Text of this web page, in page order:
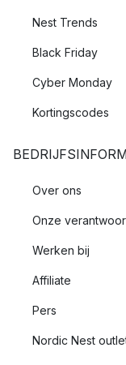
Nest Trends
Black Friday
Cyber Monday
Kortingscodes
Over ons
Onze
Werken bij
Affiliate
Pers
Nordic Nest